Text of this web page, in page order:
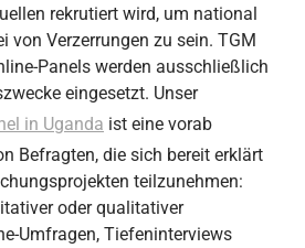
rekrutiert wird, um national
von Verzerrungen zu sein. TGM
Panels werden ausschließlich
eingesetzt. Unser
in Uganda ist eine vorab
Befragten, die sich bereit erklärt
teilzunehmen:
oder qualitativer
Umfragen, Tiefeninterviews